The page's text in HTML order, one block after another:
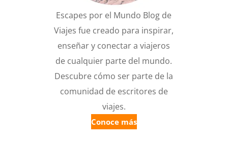
Escapes por el Mundo Blog de
Viajes fue creado para inspirar,
enseñar y conectar a viajeros
de cualquier parte del mundo.
Descubre cómo ser parte de la
comunidad de escritores de
viajes.
Conoce más